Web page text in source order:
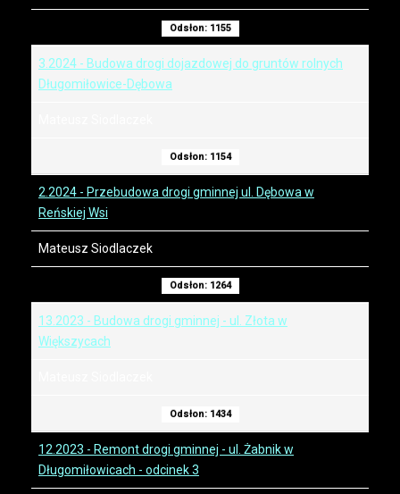
Odsłon: 1155
3.2024 - Budowa drogi dojazdowej do gruntów rolnych
Długomiłowice-Dębowa
Odsłon: 1154
2.2024 - Przebudowa drogi gminnej ul. Dębowa w
Reńskiej Wsi
Mateusz Siodlaczek
Odsłon: 1264
13.2023 - Budowa drogi gminnej - ul. Złota w
Większycach
Odsłon: 1434
12.2023 - Remont drogi gminnej - ul. Żabnik w
Długomiłowicach - odcinek 3